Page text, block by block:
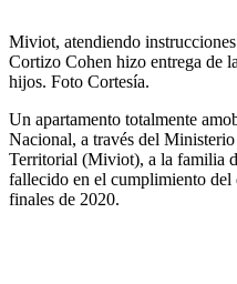
Miviot, atendiendo
Cortizo Cohen hizo entrega de
hijos. Foto Cortesía.
Un apartamento totalmente
Nacional, a través del
Territorial (Miviot), a la familia
fallecido en el cumplimiento del
finales de 2020.